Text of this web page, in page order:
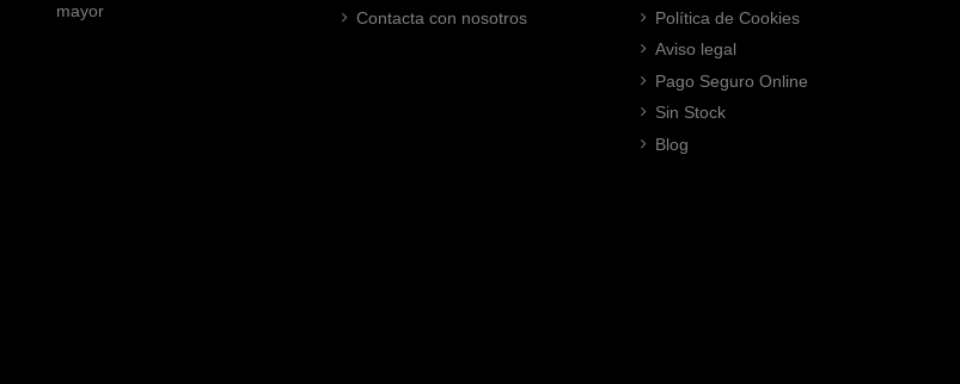
mayor
Contacta con nosotros
Política de Cookies
Aviso legal
Pago Seguro Online
Sin Stock
Blog